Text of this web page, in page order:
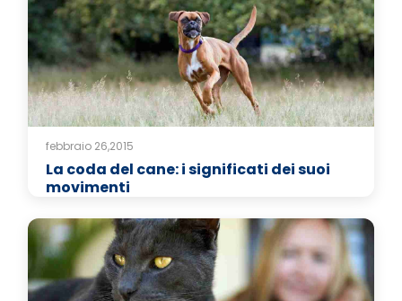
febbraio 26,2015
La coda del cane: i significati dei suoi
movimenti